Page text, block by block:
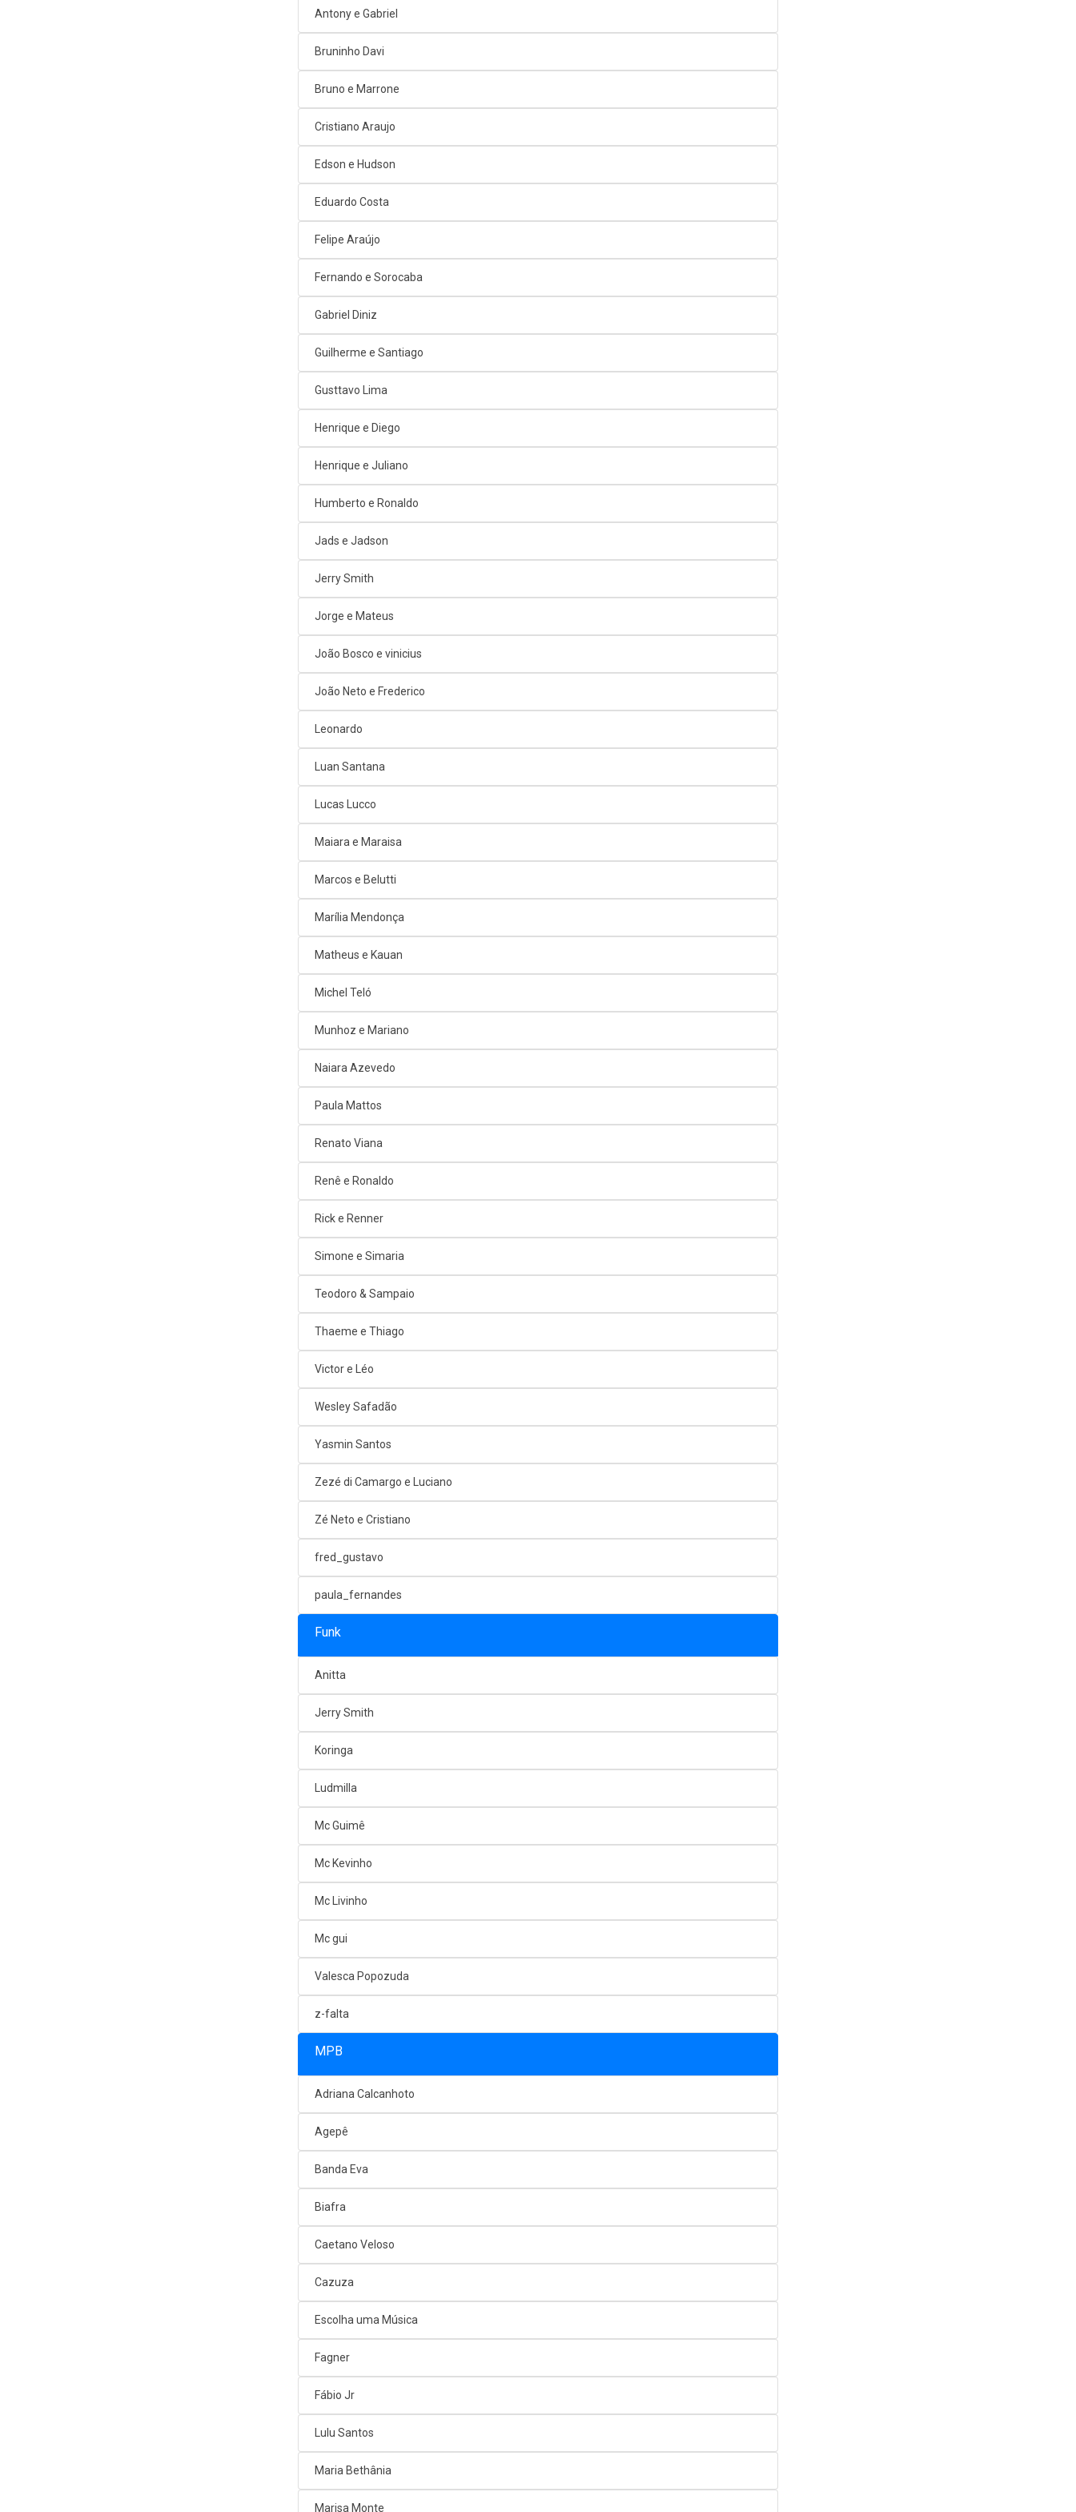
Antony e Gabriel
Bruninho Davi
Bruno e Marrone
Cristiano Araujo
Edson e Hudson
Eduardo Costa
Felipe Araújo
Fernando e Sorocaba
Gabriel Diniz
Guilherme e Santiago
Gusttavo Lima
Henrique e Diego
Henrique e Juliano
Humberto e Ronaldo
Jads e Jadson
Jerry Smith
Jorge e Mateus
João Bosco e vinicius
João Neto e Frederico
Leonardo
Luan Santana
Lucas Lucco
Maiara e Maraisa
Marcos e Belutti
Marília Mendonça
Matheus e Kauan
Michel Teló
Munhoz e Mariano
Naiara Azevedo
Paula Mattos
Renato Viana
Renê e Ronaldo
Rick e Renner
Simone e Simaria
Teodoro & Sampaio
Thaeme e Thiago
Victor e Léo
Wesley Safadão
Yasmin Santos
Zezé di Camargo e Luciano
Zé Neto e Cristiano
fred_gustavo
paula_fernandes
Funk
Anitta
Jerry Smith
Koringa
Ludmilla
Mc Guimê
Mc Kevinho
Mc Livinho
Mc gui
Valesca Popozuda
z-falta
MPB
Adriana Calcanhoto
Agepê
Banda Eva
Biafra
Caetano Veloso
Cazuza
Escolha uma Música
Fagner
Fábio Jr
Lulu Santos
Maria Bethânia
Marisa Monte